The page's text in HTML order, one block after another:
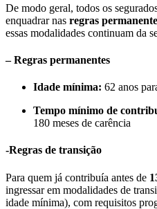
De modo geral, todos os
enquadrar nas regras
essas modalidades continuam da
– Regras permanentes
Idade mínima: 62 anos
Tempo mínimo de
180 meses de carência
-Regras de transição
Para quem já contribuía antes de
ingressar em modalidades de
idade mínima), com requisitos